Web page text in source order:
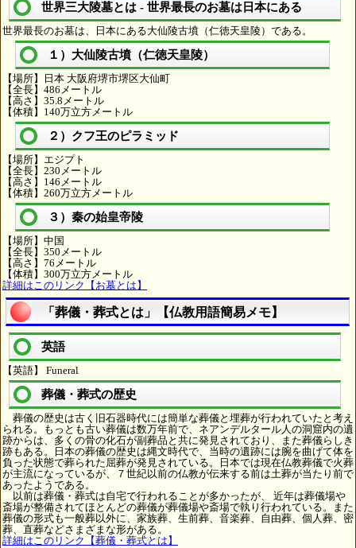
世界三大陵墓とは - 世界最長のお墓は日本にある
世界最長のお墓は、日本にある大仙陵古墳（仁徳天皇陵）である。
１）大仙陵古墳（仁徳天皇陵）
【場所】日本 大阪府堺市堺区大仙町
【全長】486メートル
【高さ】35.8メートル
【体積】140万立方メートル
２）クフ王のピラミッド
【場所】エジプト
【全長】230メートル
【高さ】146メートル
【体積】260万立方メートル
３）秦の始皇帝陵
【場所】中国
【全長】350メートル
【高さ】76メートル
【体積】300万立方メートル
詳細はこのリンク【お墓とは】
「葬儀・葬式とは」【仏教用語簡易メモ】
英語
【英語】 Funeral
葬儀・葬式の歴史
葬儀の歴史は古く旧石器時代には簡単な葬儀と埋葬が行われていたと考え
られる。もっとも古い葬儀は数万年前で、ネアンデルタール人の洞窟内の遺
跡からは、多くの骨の化石が副葬品と共に発見されており、また葬儀らしき
跡もある。日本の葬儀の歴史は縄文時代で、当時の遺跡には腕を曲げて体を
負った状態で葬られた屈葬が発見されている。日本では現在仏教葬儀で火葬
が主流になっているが、７世紀以前の仏教が伝来する前は土葬が当たり前で
あったようである。
以前は葬儀・葬式は自宅で行われることが多かったが、 近年は葬儀場や
斎場が整備されてほとんどの葬儀が葬儀場や斎場で執り行われている。また
葬儀の形式も一般葬以外に、家族葬、生前葬、音楽葬、自由葬、個人葬、密
葬、直葬などさまざまな形がある。
詳細はこのリンク【葬儀・葬式とは】